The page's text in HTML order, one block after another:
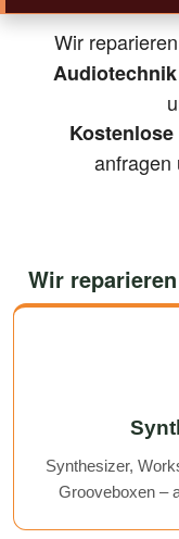
Wir reparieren
Audiotechnik
anfragen
Wir
Synthesizer,
Grooveboxen –